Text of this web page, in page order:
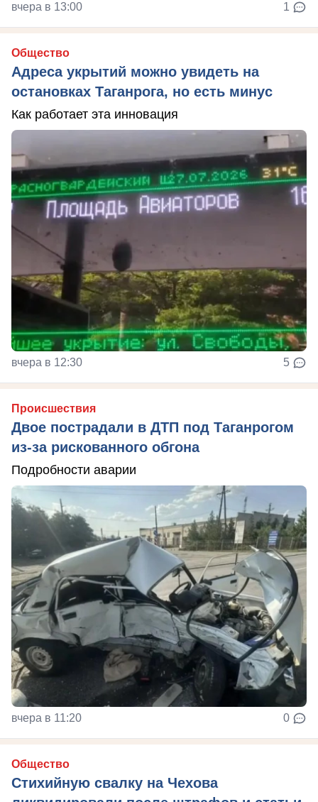
вчера в 13:00 1
Общество
Адреса укрытий можно увидеть на
остановках Таганрога, но есть минус
Как работает эта инновация
вчера в 12:30 5
Происшествия
Двое пострадали в ДТП под Таганрогом
из-за рискованного обгона
Подробности аварии
вчера в 11:20 0
Общество
Стихийную свалку на Чехова